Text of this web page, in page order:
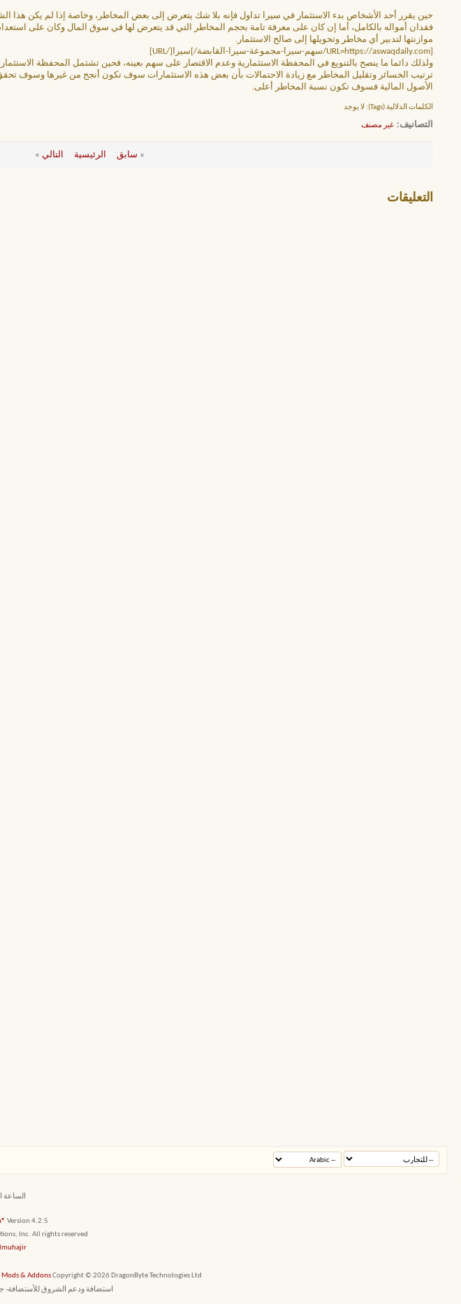
حين يقرر أحد الأشخاص بدء الاستثمار في سيرا تداول فإنه بلا شك يتعرض إلى بعض المخاطر، وخاصة إذا لم يكن
فقدان أمواله بالكامل، أما إن كان على معرفة تامة بحجم المخاطر التي قد يتعرض لها في سوق المال وكان على
موازنتها لتدبير أي مخاطر وتحويلها إلى صالح الاستثمار.
[URL=https://aswaqdaily.com/سهم-سيرا-مجموعة-سيرا-القابضة/]سيرا[/URL]
ولذلك دائما ما ينصح بالتنويع في المحفظة الاستثمارية وعدم الاقتصار على سهم بعينه، فحين تشتمل المحفظة
ترتيب الخسائر وتقليل المخاطر مع زيادة الاحتمالات بأن بعض هذه الاستثمارات سوف تكون أنجح من غيرها وسوف
الأصول المالية فسوف تكون نسبة المخاطر أعلى.
الكلمات الدلالية (Tags): لا يوجد
التصانيف غير مصنف
« سابق الرئيسية التالي »
التعليقات
الساعة
Version 4.2.5
Inc. All rights reserved.
& AddonsCopyright © 2026 DragonByte Technologies Ltd.
استضافة ودعم الشروق للأستضافة-